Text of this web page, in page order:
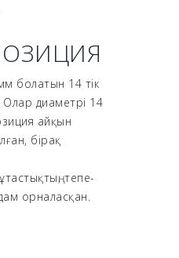
болатын 14 тік
диаметрі 14
айқын
бірақ
тепе-
орналасқан.